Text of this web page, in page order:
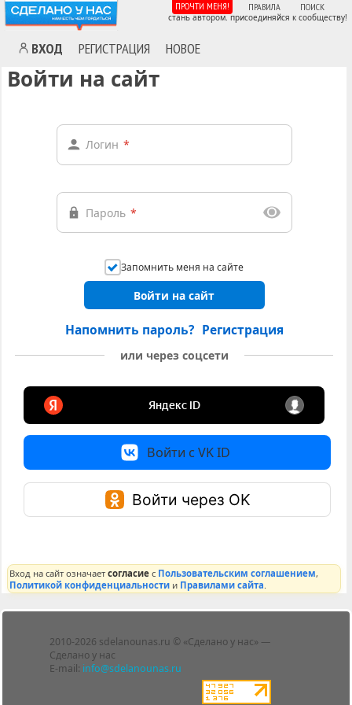
ВХОД РЕГИСТРАЦИЯ НОВОЕ
ПРОЧТИ МЕНЯ! ПРАВИЛА ПОИСК
стань автором. присоединяйся к сообществу!
Войти на сайт
Логин *
Пароль *
Запомнить меня на сайте
Войти на сайт
Напомнить пароль? Регистрация
или через соцсети
Войти с VK ID
Войти через OK
Вход на сайт означаетсогласие с Пользовательским соглашением,
Политикой конфиденциальности и Правилами сайта
2010-2026 sdelanounas.ru © «Сделано у нас» —
Сделано у нас
E-mail: info@sdelanounas.ru
Блоги
Люди
Политика